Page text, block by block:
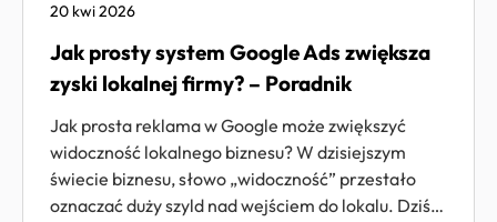
20 kwi 2026
Jak prosty system Google Ads zwiększa
zyski lokalnej firmy? – Poradnik
Jak prosta reklama w Google może zwiększyć
widoczność lokalnego biznesu? W dzisiejszym
świecie biznesu, słowo „widoczność” przestało
oznaczać duży szyld nad wejściem do lokalu. Dziś…